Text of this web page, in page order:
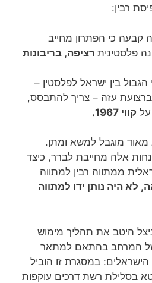
רבין:
קבעה כי הפתרון מחייב
פלסטינית רציפה, בריבונות
בין ישראל לפלסטין –
וברצועת עזה – צריך להתבסס,
על קווי 1967.
מוגבל למשא ומתן.
אלה מחייבת לברר, כיצד
ממתווה רבין למתווה
לא היה נותן ידו למתווה
ניצל היטב את תהליך מימוש
של המרחב בהתאם למתאר
הישראלים: במסגרת זו הוביל
בסלילת רשת דרכים עוקפות